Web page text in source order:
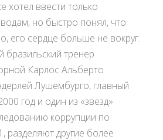
хотел ввести только
но быстро понял, что
его сердце больше не вокруг.
бразильский тренер
Карлос Альберто
Лушембурго, главный
год и один из «звезд»
коррупции по
разделяют другие более